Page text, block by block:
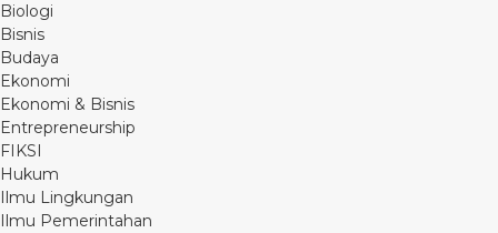
Biologi
Bisnis
Budaya
Ekonomi
Ekonomi & Bisnis
Entrepreneurship
FIKSI
Hukum
Ilmu Lingkungan
Ilmu Pemerintahan